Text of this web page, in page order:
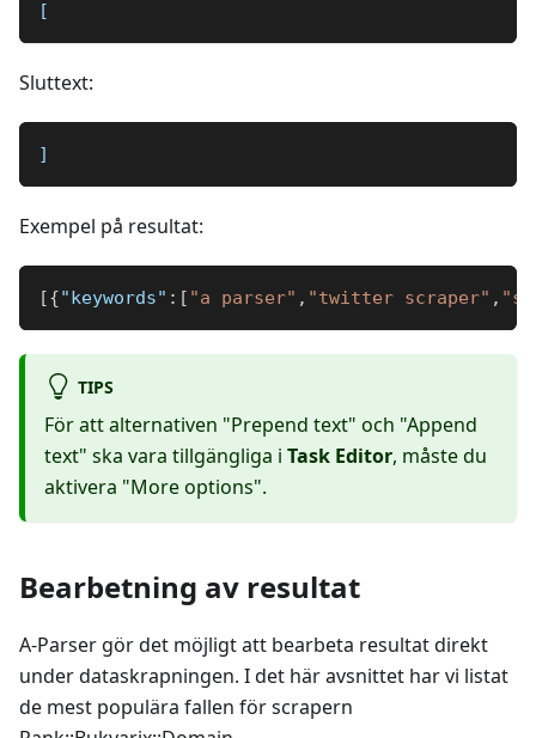
[
Sluttext:
]
Exempel på resultat:
[{"keywords" : [ "a parser" , "twitter scraper" ,
TIPS
För att alternativen "Prepend text" och "Append
text" ska vara tillgängliga i Task Editor, måste du
aktivera "More options".
Bearbetning av resultat
A-Parser gör det möjligt att bearbeta resultat direkt
under dataskrapningen. I det här avsnittet har vi listat
de mest populära fallen för scrapern